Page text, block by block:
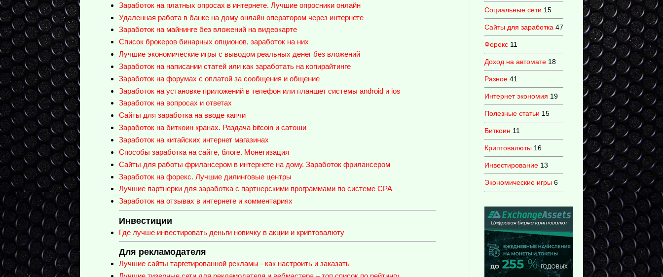
Заработок на платных опросах в интернете. Лучшие опросники онлайн
Удаленная работа в банке на дому онлайн оператором через интернете
Заработок на майнинге без вложений на видеокарте
Cписок брокеров бинарных опционов, заработок на них
Лучшие экономические игры с выводом реальных денег без вложений
Заработок на написании статей или как заработать на копирайтинге
Заработок на форумах с оплатой за сообщения и общение
Заработок на установке приложений в телефон или планшет системы android и ios
Заработок на вопросах и ответах
Сайты для заработка на вводе капчи
Заработок на биткоин кранах. Раздача bitcoin и сатоши
Заработок на китайских интернет магазинах
Способы заработка на сайте, блоге. Монетизация
Сайты для работы фрилансером в интернете на дому. Заработок фрилансером
Заработок на форекс. Лучшие дилинговые центры
Лучшие партнерки для заработка с партнерскими программами по системе СРА
Заработок на отзывах в интернете и комментариях
Инвестиции
Где лучше инвестировать деньги новичку в акции и криптовалюту
Для рекламодателя
Лучшие сайты таргетированной рекламы - как настроить и заказать
Социальные сети 15
Сайты для заработка 47
Форекс 11
Доход на автомате 18
Разное 41
Интернет экономия 19
Полезные статьи 15
Биткоин 11
Криптовалюты 16
Инвестирование 13
Экономические игры 6